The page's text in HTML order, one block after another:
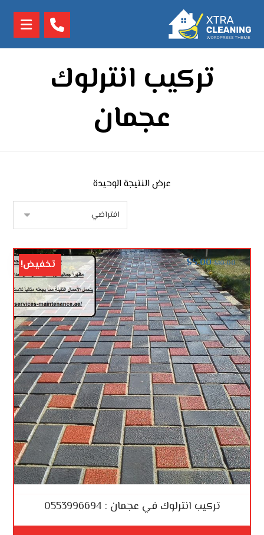
تركيب انترلوك
عجمان
عرض النتيجة الوحيدة
تركيب انترلوك في عجمان : 0553996694
$10.00
$5.00 تخفيض!